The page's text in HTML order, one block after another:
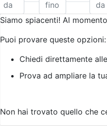
Siamo spiacenti! Al
Puoi provare queste opzioni:
Chiedi direttamente alle
Prova ad ampliare la
Non hai trovato quello che